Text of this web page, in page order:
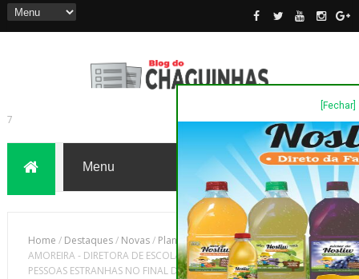
[Fechar]
7
Home / Destaques/ Novas/ Plantão Policia/SÃO SEBASTIÃO DA
AMOREIRA - DIRETORA DE ESCOLA ACIONA A PM PARA INVASÃO DE
PESSOAS ESTRANHAS NO FINAL DE SEMANA